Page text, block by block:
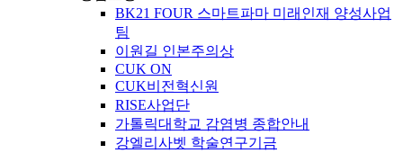
BK21 FOUR 스마트파마 미래인재 양성사업
팀
이원길 인본주의상
CUK ON
CUK비전혁신원
RISE사업단
가톨릭대학교 감염병 종합안내
강엘리사벳 학술연구기금